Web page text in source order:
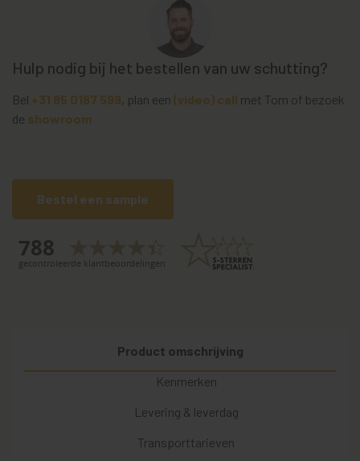
Hulp nodig bij het bestellen van uw schutting?
Bel +31 85 0187 599 , plan een (video) call met Tom of bezoek
de showroom
Bestel een sample
Product omschrijving
Kenmerken
Levering & leverdag
Transporttarieven